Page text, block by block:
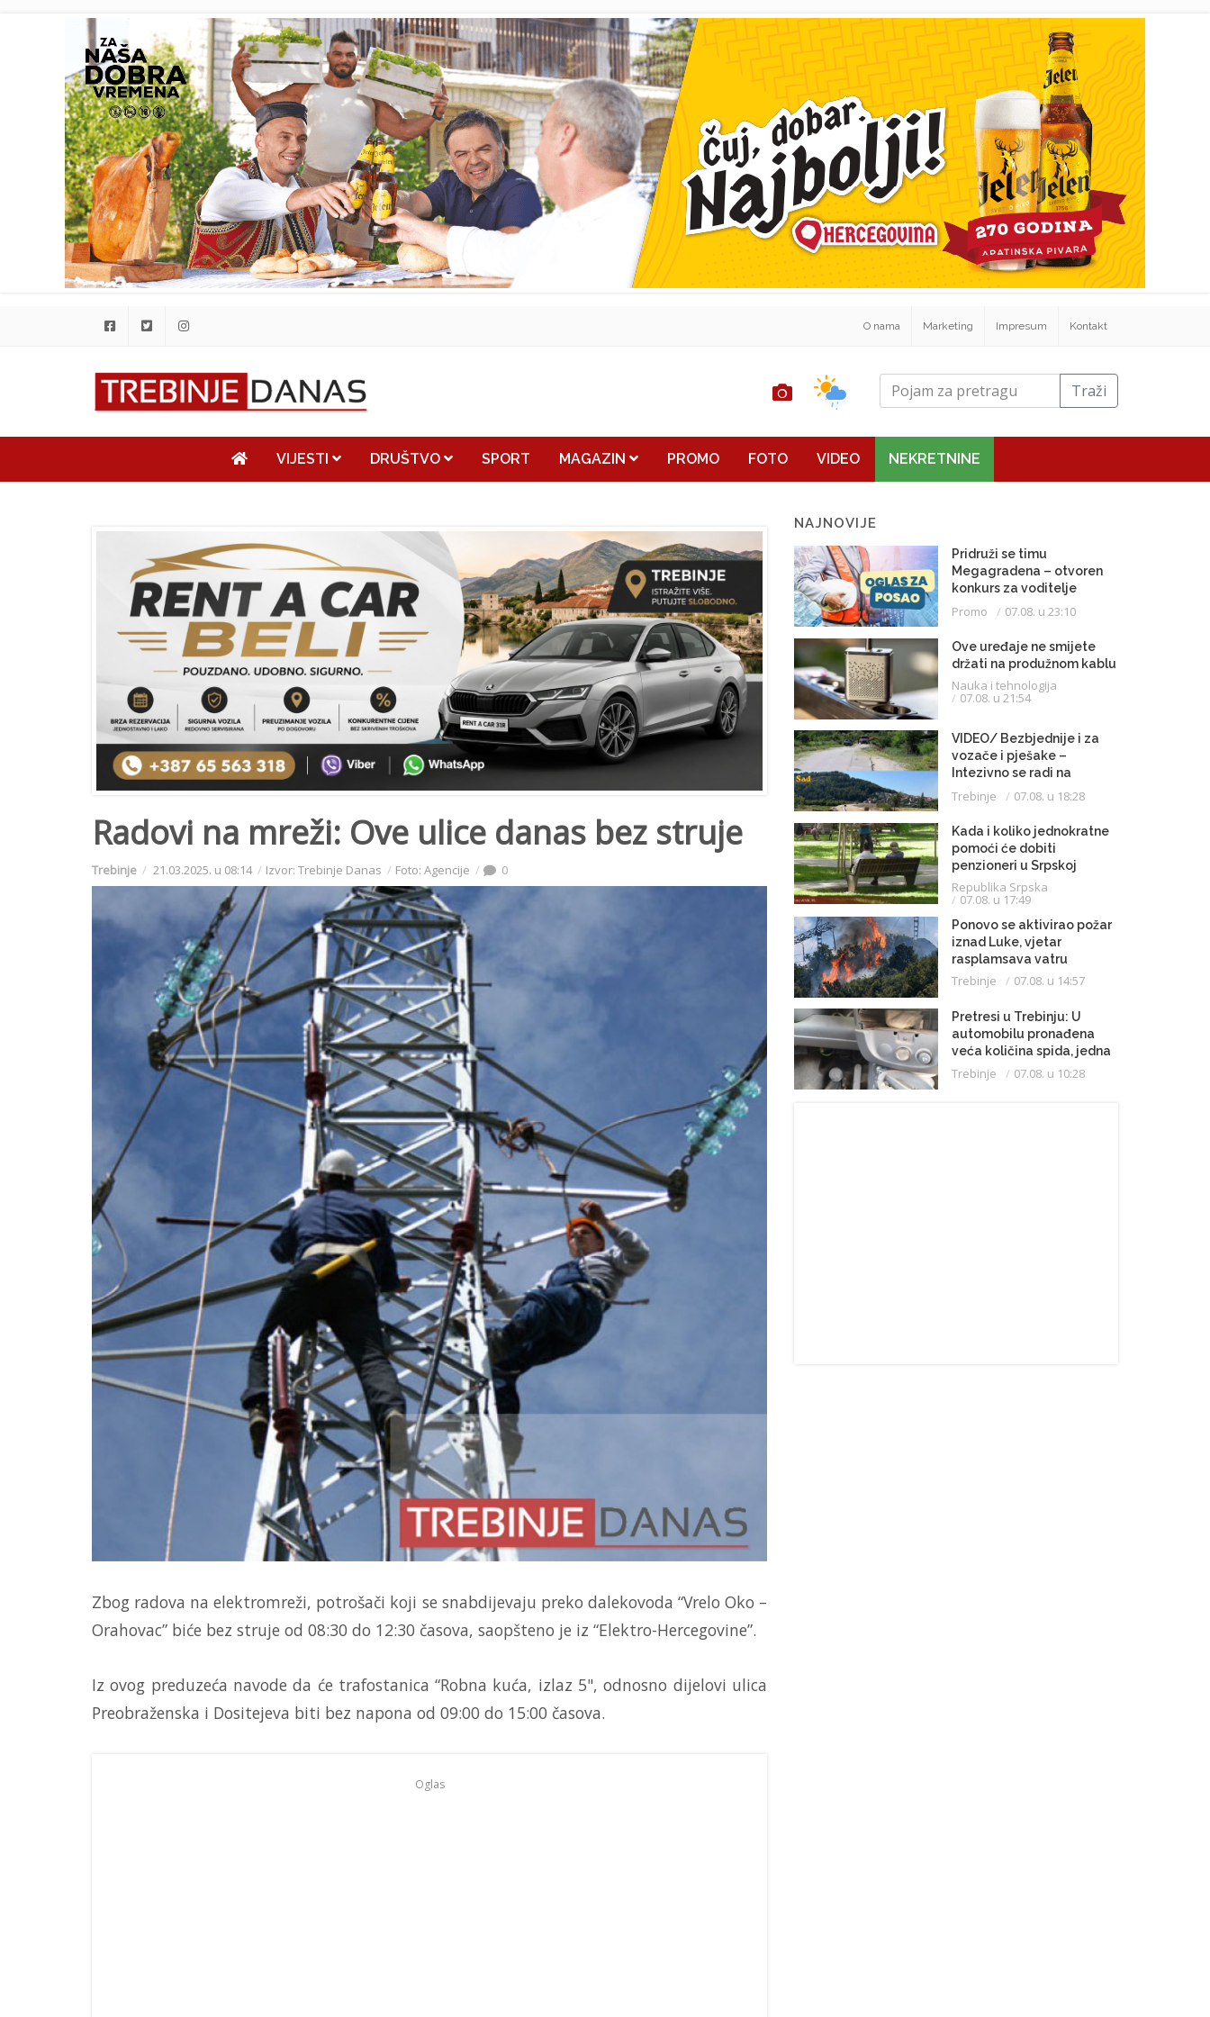
O nama Marketing Impresum Kontakt
Traži
VIJESTI DRUŠTVO SPORT MAGAZIN PROMO FOTO VIDEO NEKRETNINE
Radovi na mreži: Ove ulice danas bez struje
Trebinje 21.03.2025. u 08:14 Izvor: Trebinje Danas Foto: Agencije 0
Zbog radova na elektromreži, potrošači koji se snabdijevaju preko dalekovoda “Vrelo Oko –
Orahovac” biće bez struje od 08:30 do 12:30 časova, saopšteno je iz “Elektro-Hercegovine”.
Iz ovog preduzeća navode da će trafostanica “Robna kuća, izlaz 5", odnosno dijelovi ulica
Preobraženska i Dositejeva biti bez napona od 09:00 do 15:00 časova.
Oglas
NAJNOVIJE
Pridruži se timu
Megagradena – otvoren
konkurs za voditelje
gradilišta
Promo 07.08. u 23:10
Ove uređaje ne smijete
držati na produžnom kablu
Nauka i tehnologija
07.08. u 21:54
VIDEO/ Bezbjednije i za
vozače i pješake –
Intezivno se radi na
proširenju saobraćajnice
Trebinje 07.08. u 18:28
Kada i koliko jednokratne
pomoći će dobiti
penzioneri u Srpskoj
Republika Srpska
07.08. u 17:49
Ponovo se aktivirao požar
iznad Luke, vjetar
rasplamsava vatru
Trebinje 07.08. u 14:57
Pretresi u Trebinju: U
automobilu pronađena
veća količina spida, jedna
osoba uhapšena
Trebinje 07.08. u 10:28